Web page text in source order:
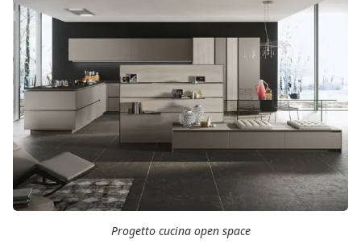
Progetto cucina open space